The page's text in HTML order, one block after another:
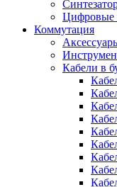
Цифровые
Коммутация
Кабели в